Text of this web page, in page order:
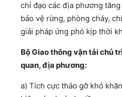
chỉ đạo các địa phương
bảo vệ rừng, phòng cháy,
giải pháp ứng phó kịp thời
Bộ Giao thông vận tải chủ
quan, địa phương:
a) Tích cực tháo gỡ khó